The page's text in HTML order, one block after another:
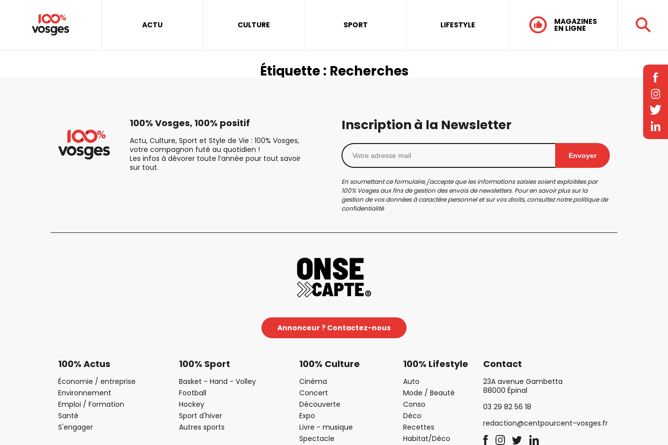
ACTU CULTURE SPORT LIFESTYLE MAGAZINES
EN LIGNE
Étiquette : Recherches
100% Vosges, 100% positif
Actu, Culture, Sport et Style de Vie : 100% Vosges,
votre compagnon futé au quotidien !
Les infos à dévorer toute l’année pour tout savoir
sur tout.
Inscription à la Newsletter
Envoyer
En soumettant ce formulaire, j'accepte que les informations saisies soient exploitées par
100% Vosges aux fins de gestion des envois de newsletters. Pour en savoir plus sur la
gestion de vos données à caractère personnel et sur vos droits, consultez notrepolitique de
confidentialité
Annonceur ? Contactez-nous
100% Actus
Économie / entreprise
Environnement
Emploi / Formation
Santé
S'engager
100% Sport
Basket - Hand - Volley
Football
Hockey
Sport d'hiver
Autres sports
100% Culture
Cinéma
Concert
Découverte
Expo
Livre - musique
Spectacle
100% Lifestyle
Auto
Mode / Beauté
Conso
Déco
Recettes
Habitat/Déco
Contact
23A avenue Gambetta
88000 Épinal
03 29 82 56 18
redaction@centpourcent-vosges.fr